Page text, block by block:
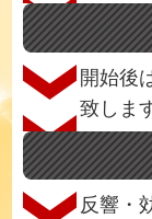
開始後
致しま
反響・